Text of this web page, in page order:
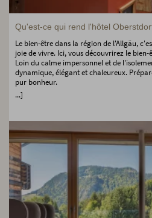
Qu'est-ce qui rend l'hôtel
Le bien-être dans la région de l'Allgäu,
joie de vivre. Ici, vous découvrirez le
Loin du calme impersonnel et de
dynamique, élégant et chaleureux.
pur bonheur.
...]